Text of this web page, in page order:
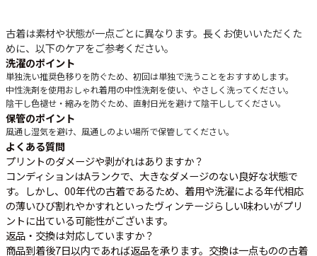
古着は素材や状態が一点ごとに異なります。長くお使いいただくた
めに、以下のケアをご参考ください。
洗濯のポイント
単独洗い推奨色移りを防ぐため、初回は単独で洗うことをおすすめします。
中性洗剤を使用おしゃれ着用の中性洗剤を使い、やさしく洗ってください。
陰干し色褪せ・縮みを防ぐため、直射日光を避けて陰干ししてください。
保管のポイント
風通し湿気を避け、風通しのよい場所で保管してください。
よくある質問
プリントのダメージや剥がれはありますか？
コンディションはAランクで、大きなダメージのない良好な状態で
す。しかし、00年代の古着であるため、着用や洗濯による年代相応
の薄いひび割れやかすれといったヴィンテージらしい味わいがプリ
ントに出ている可能性がございます。
返品・交換は対応していますか？
商品到着後7日以内であれば返品を承ります。交換は一点ものの古着